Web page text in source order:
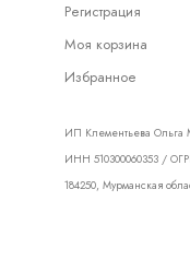
Регистрация
Моя корзина
Избранное
ИП Клементьева Ольга
ИНН 510300060353 /
184250, Мурманская